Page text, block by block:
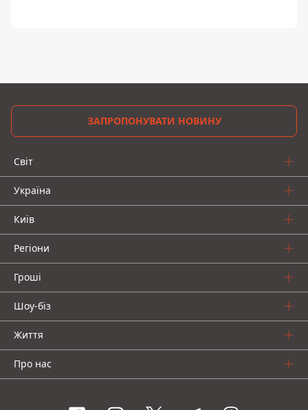
ЗАПРОПОНУВАТИ НОВИНУ
Світ
Україна
Київ
Регіони
Гроші
Шоу-біз
Життя
Про нас